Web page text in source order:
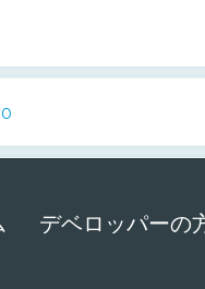
デベロッパーの